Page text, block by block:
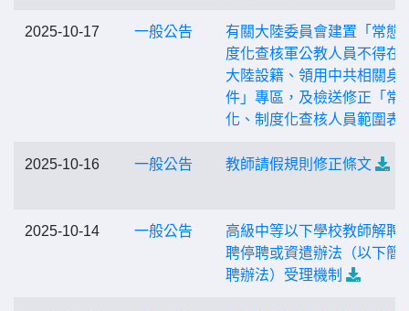
2025-10-17 一般公告
有關大陸委員會建置「常態
度化查核軍公教人員不得在
大陸設籍、領用中共相關身
件」專區，及檢送修正「常
化、制度化查核人員範圍表
2025-10-16 一般公告 教師請假規則修正條文
2025-10-14 一般公告
高級中等以下學校教師解聘
聘停聘或資遣辦法（以下簡
聘辦法）受理機制